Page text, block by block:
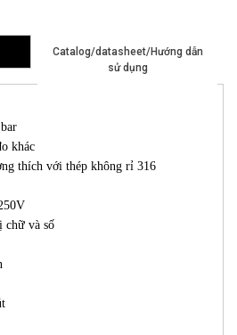
Catalog/datasheet/Hướng dẫn
sử dụng
khác
thích với thép không rỉ 316
chữ và số